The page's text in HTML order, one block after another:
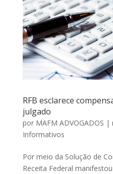
RFB esclarece
julgado
por MAFM ADVOGADOS |
Informativos
Por meio da Solução de
Receita Federal